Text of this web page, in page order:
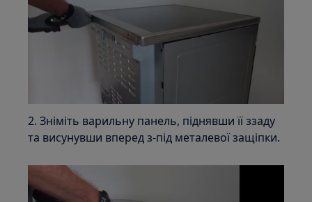
2. Зніміть варильну панель, піднявши її ззаду
та висунувши вперед з-під металевої защіпки.